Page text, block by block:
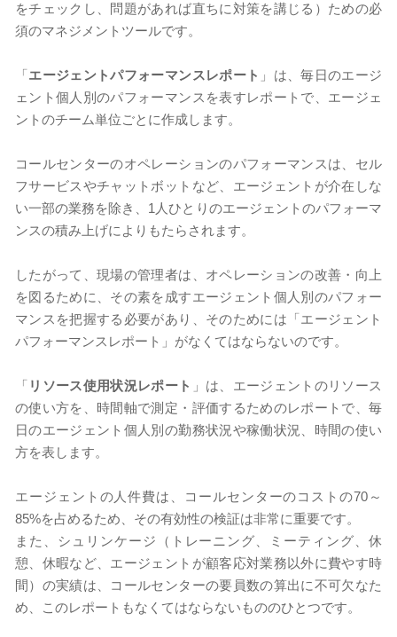
をチェックし、問題があれば直ちに対策を講じる）ための必
須のマネジメントツールです。
「エージェントパフォーマンスレポート 」は、毎日のエージ
ェント個人別のパフォーマンスを表すレポートで、エージェ
ントのチーム単位ごとに作成します。
コールセンターのオペレーションのパフォーマンスは、セル
フサービスやチャットボットなど、エージェントが介在しな
い一部の業務を除き、1人ひとりのエージェントのパフォーマ
ンスの積み上げによりもたらされます。
したがって、現場の管理者は、オペレーションの改善・向上
を図るために、その素を成すエージェント個人別のパフォー
マンスを把握する必要があり、そのためには「エージェント
パフォーマンスレポート」がなくてはならないのです。
「 リソース使用状況レポート 」は、エージェントのリソース
の使い方を、時間軸で測定・評価するためのレポートで、毎
日のエージェント個人別の勤務状況や稼働状況、時間の使い
方を表します。
エージェントの人件費は、コールセンターのコストの70～
85%を占めるため、その有効性の検証は非常に重要です。
また、シュリンケージ（トレーニング、ミーティング、休
憩、休暇など、エージェントが顧客応対業務以外に費やす時
間）の実績は、コールセンターの要員数の算出に不可欠なた
め、このレポートもなくてはならないもののひとつです。